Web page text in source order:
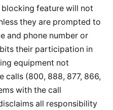
blocking feature will not
they are prompted to
and phone number or
their participation in
equipment not
calls (800, 888, 877, 866,
with the call
all responsibility